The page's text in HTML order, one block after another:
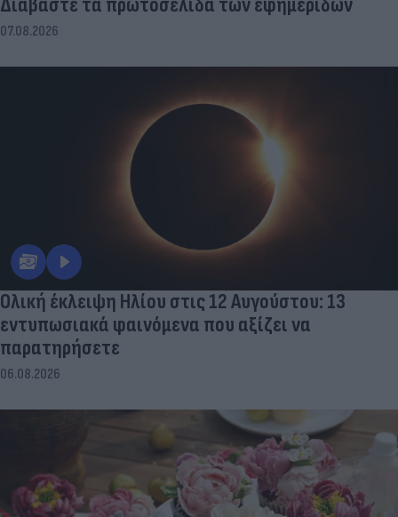
07.08.2026
Ολική έκλειψη Ηλίου στις 12 Αυγούστου: 13
εντυπωσιακά φαινόμενα που αξίζει να
παρατηρήσετε
06.08.2026